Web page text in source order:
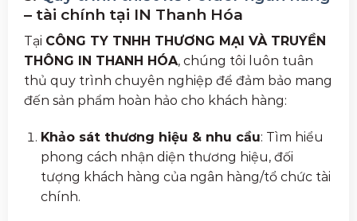
– tài chính tại IN Thanh Hóa
Tại CÔNG TY TNHH THƯƠNG MẠI VÀ TRUYỀN
THÔNG IN THANH HÓA, chúng tôi luôn tuân
thủ quy trình chuyên nghiệp để đảm bảo mang
đến sản phẩm hoàn hảo cho khách hàng:
Khảo sát thương hiệu & nhu cầu: Tìm hiểu
phong cách nhận diện thương hiệu, đối
tượng khách hàng của ngân hàng/tổ chức tài
chính.